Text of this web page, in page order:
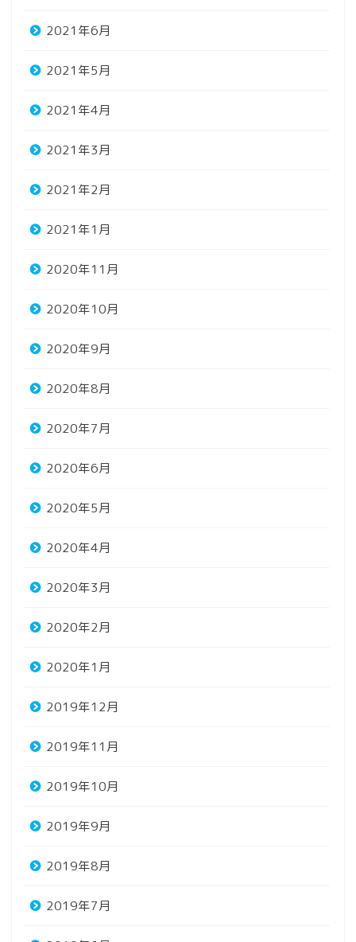
2021年6月
2021年5月
2021年4月
2021年3月
2021年2月
2021年1月
2020年11月
2020年10月
2020年9月
2020年8月
2020年7月
2020年6月
2020年5月
2020年4月
2020年3月
2020年2月
2020年1月
2019年12月
2019年11月
2019年10月
2019年9月
2019年8月
2019年7月